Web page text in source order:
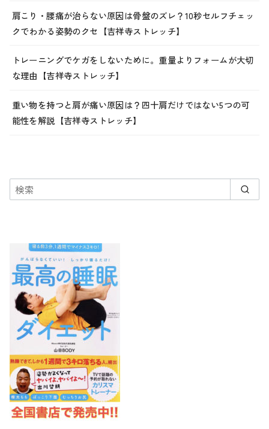
肩こり・腰痛が治らない原因は骨盤のズレ？10秒セルフチェッ
クでわかる姿勢のクセ【吉祥寺ストレッチ】
トレーニングでケガをしないために。重量よりフォームが大切
な理由【吉祥寺ストレッチ】
重い物を持つと肩が痛い原因は？四十肩だけではない5つの可
能性を解説【吉祥寺ストレッチ】